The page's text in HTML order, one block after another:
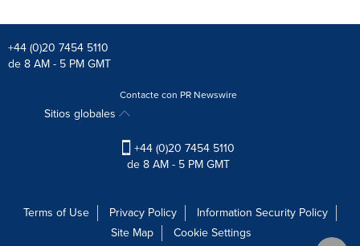
+44 (0)20 7454 5110
de 8 AM - 5 PM GMT
Contacte con PR Newswire
Sitios globales
+44 (0)20 7454 5110
de 8 AM - 5 PM GMT
Terms of Use Privacy Policy
Information Security Policy
Site Map
Cookie Settings